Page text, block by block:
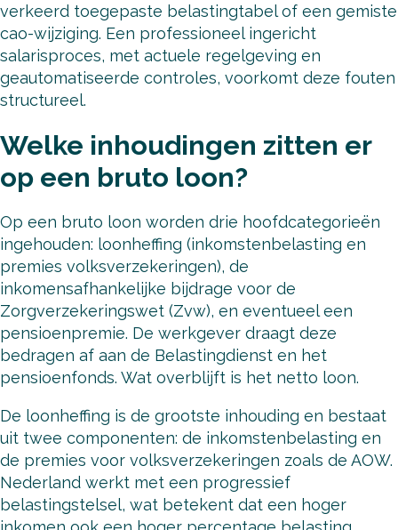
verkeerd toegepaste belastingtabel of een gemiste
cao-wijziging. Een professioneel ingericht
salarisproces, met actuele regelgeving en
geautomatiseerde controles, voorkomt deze fouten
structureel.
Welke inhoudingen zitten er
op een bruto loon?
Op een bruto loon worden drie hoofdcategorieën
ingehouden: loonheffing (inkomstenbelasting en
premies volksverzekeringen), de
inkomensafhankelijke bijdrage voor de
Zorgverzekeringswet (Zvw), en eventueel een
pensioenpremie. De werkgever draagt deze
bedragen af aan de Belastingdienst en het
pensioenfonds. Wat overblijft is het netto loon.
De loonheffing is de grootste inhouding en bestaat
uit twee componenten: de inkomstenbelasting en
de premies voor volksverzekeringen zoals de AOW.
Nederland werkt met een progressief
belastingstelsel, wat betekent dat een hoger